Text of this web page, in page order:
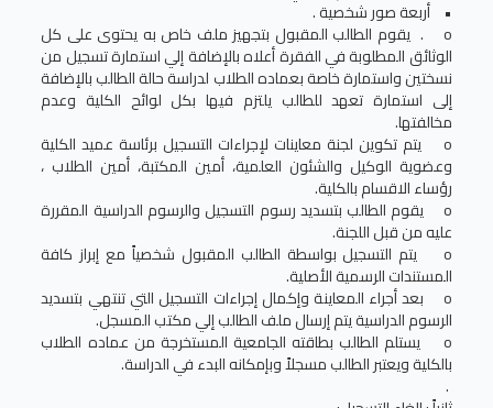
• أربعة صور شخصية .
o . يقوم الطالب المقبول بتجهيز ملف خاص به يحتوى على كل
الوثائق المطلوبة في الفقرة أعلاه بالإضافة إلي استمارة تسجيل من
نسختين واستمارة خاصة بعماده الطلاب لدراسة حالة الطالب بالإضافة
إلى استمارة تعهد للطالب يلتزم فيها بكل لوائح الكلية وعدم
مخالفتها.
o يتم تكوين لجنة معاينات لإجراءات التسجيل برئاسة عميد الكلية
وعضوية الوكيل والشئون العلمية، أمين المكتبة، أمين الطلاب ،
رؤساء الاقسام بالكلية.
o يقوم الطالب بتسديد رسوم التسجيل والرسوم الدراسية المقررة
عليه من قبل اللجنة.
o يتم التسجيل بواسطة الطالب المقبول شخصياً مع إبراز كافة
المستندات الرسمية الأصلية.
o بعد أجراء المعاينة وإكمال إجراءات التسجيل التي تنتهي بتسديد
الرسوم الدراسية يتم إرسال ملف الطالب إلي مكتب المسجل.
o يستلم الطالب بطاقته الجامعية المستخرجة من عماده الطلاب
بالكلية ويعتبر الطالب مسجلاً وبإمكانه البدء في الدراسة.
.